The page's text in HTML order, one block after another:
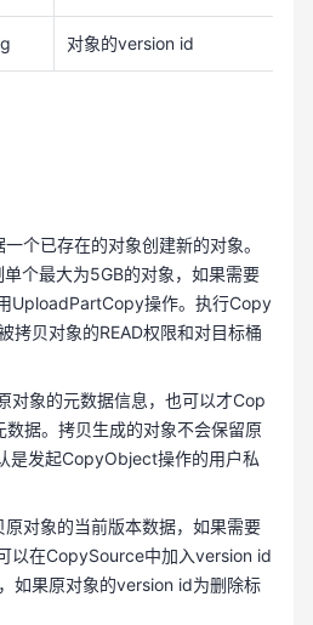
对象的version id
个已存在的对象创建新的对象。
个最大为5GB的对象，如果需要
UploadPartCopy操作。执行Copy
拷贝对象的READ权限和对目标桶
对象的元数据信息，也可以才Cop
据。拷贝生成的对象不会保留原
是发起CopyObject操作的用户私
对象的当前版本数据，如果需要
以在CopySource中加入version id
如果原对象的version id为删除标